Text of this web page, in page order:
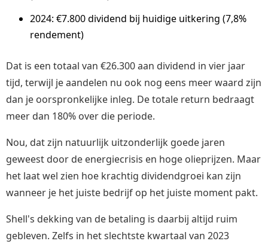
2024: €7.800 dividend bij huidige uitkering (7,8%
rendement)
Dat is een totaal van €26.300 aan dividend in vier jaar
tijd, terwijl je aandelen nu ook nog eens meer waard zijn
dan je oorspronkelijke inleg. De totale return bedraagt
meer dan 180% over die periode.
Nou, dat zijn natuurlijk uitzonderlijk goede jaren
geweest door de energiecrisis en hoge olieprijzen. Maar
het laat wel zien hoe krachtig dividendgroei kan zijn
wanneer je het juiste bedrijf op het juiste moment pakt.
Shell's dekking van de betaling is daarbij altijd ruim
gebleven. Zelfs in het slechtste kwartaal van 2023